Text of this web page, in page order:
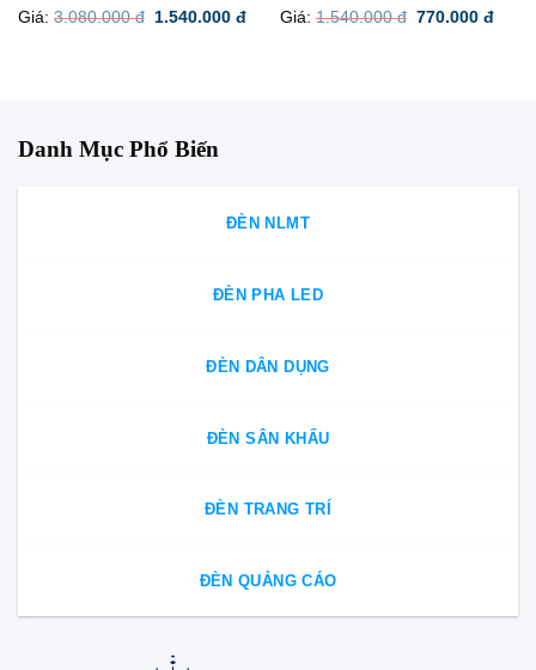
Giá:3.080.000đ
Giá
1.540.000 đGiá
Giá:1.540.000đ Giá
770.000 đGiá
Danh Mục Phổ Biến
ĐÈN NLMT
ĐÈN PHA LED
ĐÈN DÂN DỤNG
ĐÈN SÂN KHẤU
ĐÈN TRANG TRÍ
ĐÈN QUẢNG CÁO